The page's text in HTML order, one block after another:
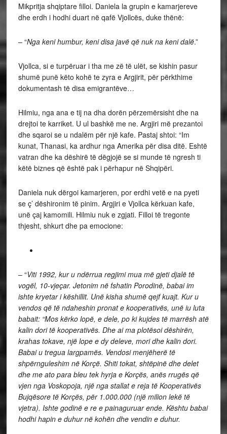
Mikpritja shqiptare filloi. Daniela la grupin e kamarjereve
dhe erdh i hodhi duart në qafë Vjollcës, duke thënë:
– “Nga keni humbur, keni disa javë që nuk na keni dalë.”
Vjollca, si e turpëruar i tha me zë të ulët, se kishin pasur
shumë punë këto kohë te zyra e Argjirit, për përkthime
dokumentash të disa emigrantëve…
Hilmiu, nga ana e tij na dha dorën përzemërsisht dhe na
drejtoi te karriket. U ul bashkë me ne. Argjiri më prezantoi
dhe sqaroi se u ndalëm për një kafe. Pastaj shtoi: “Im
kunat, Thanasi, ka ardhur nga Amerika për disa ditë. Eshtë
vatran dhe ka dëshirë të dëgjojë se si munde të ngresh ti
këtë biznes që është pak i përhapur në Shqipëri.
Daniela nuk dërgoi kamarjeren, por erdhi vetë e na pyeti
se ç’ dëshironim të pinim. Argjiri e Vjollca kërkuan kafe,
unë çaj kamomili. Hilmiu nuk e zgjati. Filloi të tregonte
thjesht, shkurt dhe pa emocione:
– “Viti 1992, kur u ndërrua regjimi mua më gjeti djalë të
vogël, 10-vjeçar. Jetonim në fshatin Porodinë, babai im
ishte kryetar i këshillit. Unë kisha shumë qejf kuajt. Kur u
vendos që të ndaheshin pronat e kooperativës, unë iu luta
babait: “Mos kërko lopë, e dele, po ki kujdes të marrësh atë
kalin dori të kooperativës. Dhe ai ma plotësoi dëshirën,
krahas tokave, një lope e dy deleve, mori dhe kalin dori.
Babai u tregua largpamës. Vendosi menjëherë të
shpërnguleshim në Korçë. Shiti tokat, shtëpinë dhe delet
dhe me ato para bleu tek hyrja e Korçës, anës rrugës që
vjen nga Voskopoja, një nga stallat e reja të Kooperativës
Bujqësore të Korçës, për 1.000.000 (një milion lekë të
vjetra). Ishte godinë e re e painaguruar ende. Kështu babai
hodhi hapin e duhur në kohën dhe vendin e duhur.